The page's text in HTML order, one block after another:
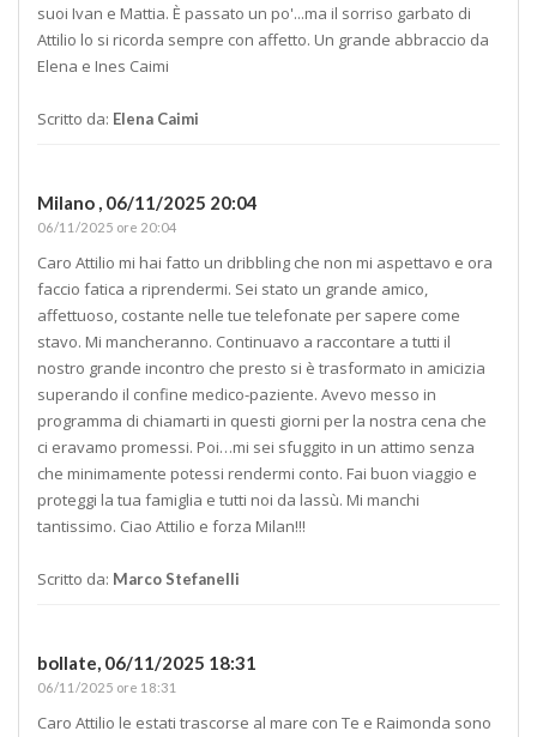
suoi Ivan e Mattia. È passato un po'...ma il sorriso garbato di
Attilio lo si ricorda sempre con affetto. Un grande abbraccio da
Elena e Ines Caimi
Scritto da: Elena Caimi
Milano , 06/11/2025 20:04
06/11/2025 ore 20:04
Caro Attilio mi hai fatto un dribbling che non mi aspettavo e ora
faccio fatica a riprendermi. Sei stato un grande amico,
affettuoso, costante nelle tue telefonate per sapere come
stavo. Mi mancheranno. Continuavo a raccontare a tutti il
nostro grande incontro che presto si è trasformato in amicizia
superando il confine medico-paziente. Avevo messo in
programma di chiamarti in questi giorni per la nostra cena che
ci eravamo promessi. Poi…mi sei sfuggito in un attimo senza
che minimamente potessi rendermi conto. Fai buon viaggio e
proteggi la tua famiglia e tutti noi da lassù. Mi manchi
tantissimo. Ciao Attilio e forza Milan!!!
Scritto da: Marco Stefanelli
bollate, 06/11/2025 18:31
06/11/2025 ore 18:31
Caro Attilio le estati trascorse al mare con Te e Raimonda sono